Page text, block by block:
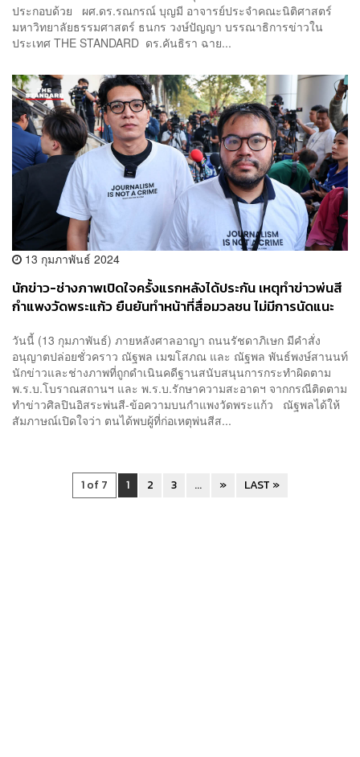
ประกอบด้วย ผศ.ดร.รณกรณ์ บุญมี อาจารย์ประจำคณะนิติศาสตร์
มหาวิทยาลัยธรรมศาสตร์ ธนกร วงษ์ปัญญา บรรณาธิการข่าวใน
ประเทศ THE STANDARD ดร.คันธิรา ฉาย...
13 กุมภาพันธ์ 2024
นักข่าว-ช่างภาพเปิดใจครั้งแรกหลังได้ประกัน เหตุทำข่าวพ่นสี
กำแพงวัดพระแก้ว ยืนยันทำหน้าที่สื่อมวลชน ไม่มีการนัดแนะ
วันนี้ (13 กุมภาพันธ์) ภายหลังศาลอาญา ถนนรัชดาภิเษก มีคำสั่ง
อนุญาตปล่อยชั่วคราว ณัฐพล เมฆโสภณ และ ณัฐพล พันธ์พงษ์สานนท์
นักข่าวและช่างภาพที่ถูกดำเนินคดีฐานสนับสนุนการกระทำผิดตาม
พ.ร.บ.โบราณสถานฯ และ พ.ร.บ.รักษาความสะอาดฯ จากกรณีติดตาม
ทำข่าวศิลปินอิสระพ่นสี-ข้อความบนกำแพงวัดพระแก้ว ณัฐพลได้ให้
สัมภาษณ์เปิดใจว่า ตนได้พบผู้ที่ก่อเหตุพ่นสีส...
1 of 7 1 2 3 ... » LAST »